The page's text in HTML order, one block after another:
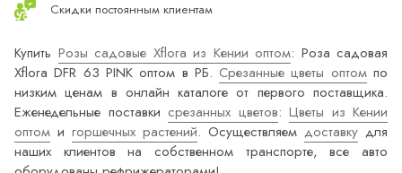
Скидки постоянным клиентам
Купить Розы садовые Xflora из Кении оптом: Роза садовая
Xflora DFR 63 PINK оптом в РБ. Срезанные цветы оптомпо
низким ценам в онлайн каталоге от первого поставщика.
Еженедельные поставки срезанных цветов: Цветы из Кении
оптом и горшечных растений. Осуществляем доставку для
наших клиентов на собственном транспорте, все авто